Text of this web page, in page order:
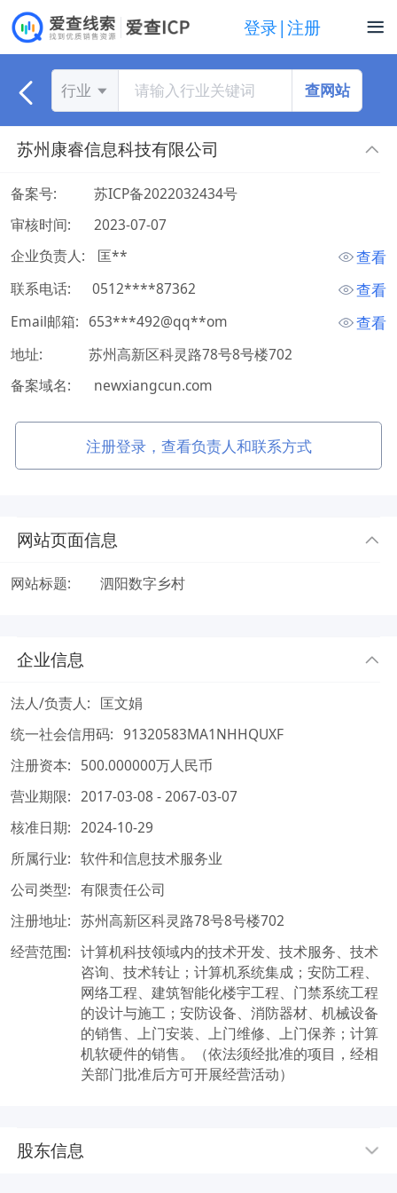
登录|注册
行业 查网站
苏州康睿信息科技有限公司
备案号:
苏ICP备2022032434号
审核时间:
2023-07-07
企业负责人:
匡** 查看
联系电话: 0512****87362 查看
Email邮箱: 653***492@qq**om 查看
地址:
苏州高新区科灵路78号8号楼702
备案域名:
newxiangcun.com
注册登录，查看负责人和联系方式
网站页面信息
网站标题: 泗阳数字乡村
企业信息
法人/负责人: 匡文娟
统一社会信用码: 91320583MA1NHHQUXF
注册资本: 500.000000万人民币
营业期限: 2017-03-08 - 2067-03-07
核准日期: 2024-10-29
所属行业: 软件和信息技术服务业
公司类型: 有限责任公司
注册地址: 苏州高新区科灵路78号8号楼702
经营范围: 计算机科技领域内的技术开发、技术服务、技术
咨询、技术转让；计算机系统集成；安防工程、
网络工程、建筑智能化楼宇工程、门禁系统工程
的设计与施工；安防设备、消防器材、机械设备
的销售、上门安装、上门维修、上门保养；计算
机软硬件的销售。（依法须经批准的项目，经相
关部门批准后方可开展经营活动）
股东信息